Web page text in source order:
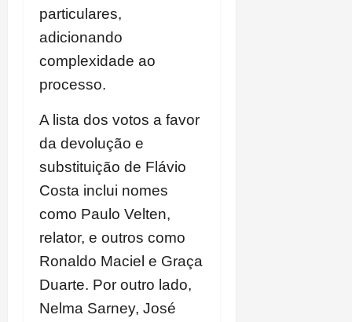
particulares,
adicionando
complexidade ao
processo.
A lista dos votos a favor
da devolução e
substituição de Flávio
Costa inclui nomes
como Paulo Velten,
relator, e outros como
Ronaldo Maciel e Graça
Duarte. Por outro lado,
Nelma Sarney, José